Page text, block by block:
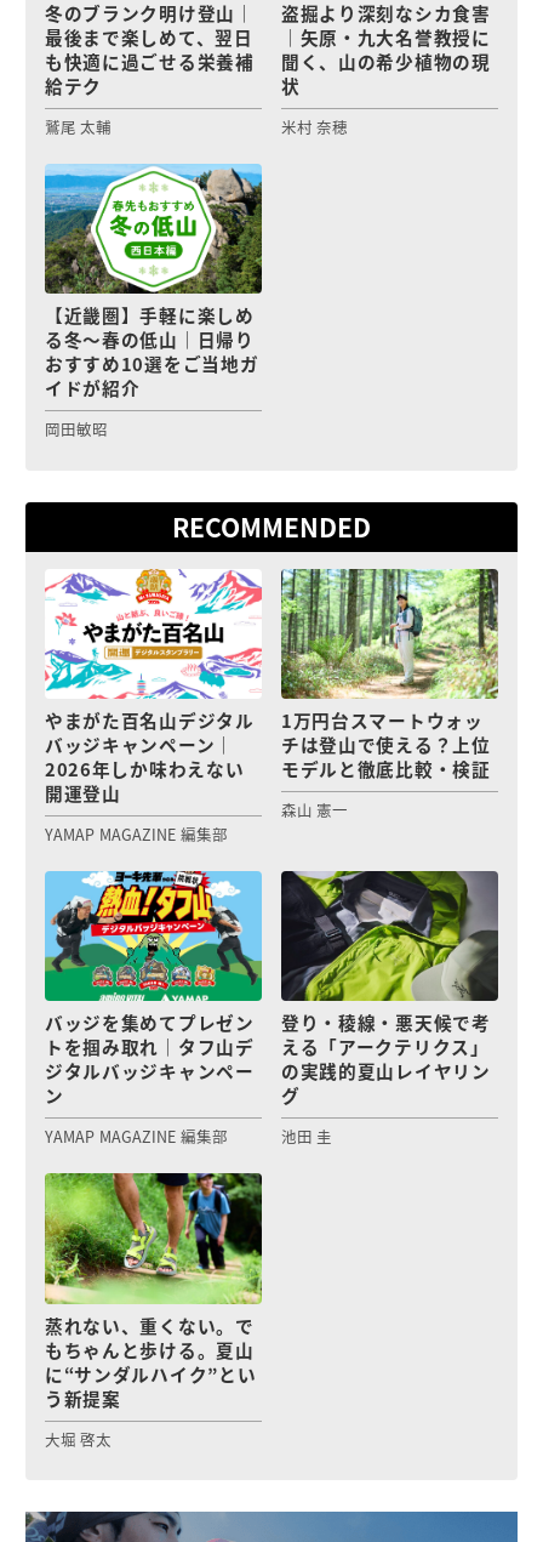
冬のブランク明け登山｜
最後まで楽しめて、翌日
も快適に過ごせる栄養補
給テク
鷲尾 太輔
盗掘より深刻なシカ食害
｜矢原・九大名誉教授に
聞く、山の希少植物の現
状
米村 奈穂
【近畿圏】手軽に楽しめ
る冬〜春の低山｜日帰り
おすすめ10選をご当地ガ
イドが紹介
岡田敏昭
RECOMMENDED
やまがた百名山デジタル
バッジキャンペーン｜
2026年しか味わえない
開運登山
YAMAP MAGAZINE 編集部
1万円台スマートウォッ
チは登山で使える？上位
モデルと徹底比較・検証
森山 憲一
バッジを集めてプレゼン
トを掴み取れ｜タフ山デ
ジタルバッジキャンペー
ン
YAMAP MAGAZINE 編集部
登り・稜線・悪天候で考
える「アークテリクス」
の実践的夏山レイヤリン
グ
池田 圭
蒸れない、重くない。で
もちゃんと歩ける。夏山
に“サンダルハイク”とい
う新提案
大堀 啓太